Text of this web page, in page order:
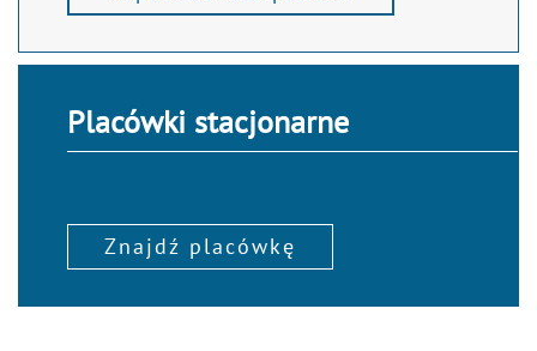
Placówki stacjonarne
Znajdź placówkę